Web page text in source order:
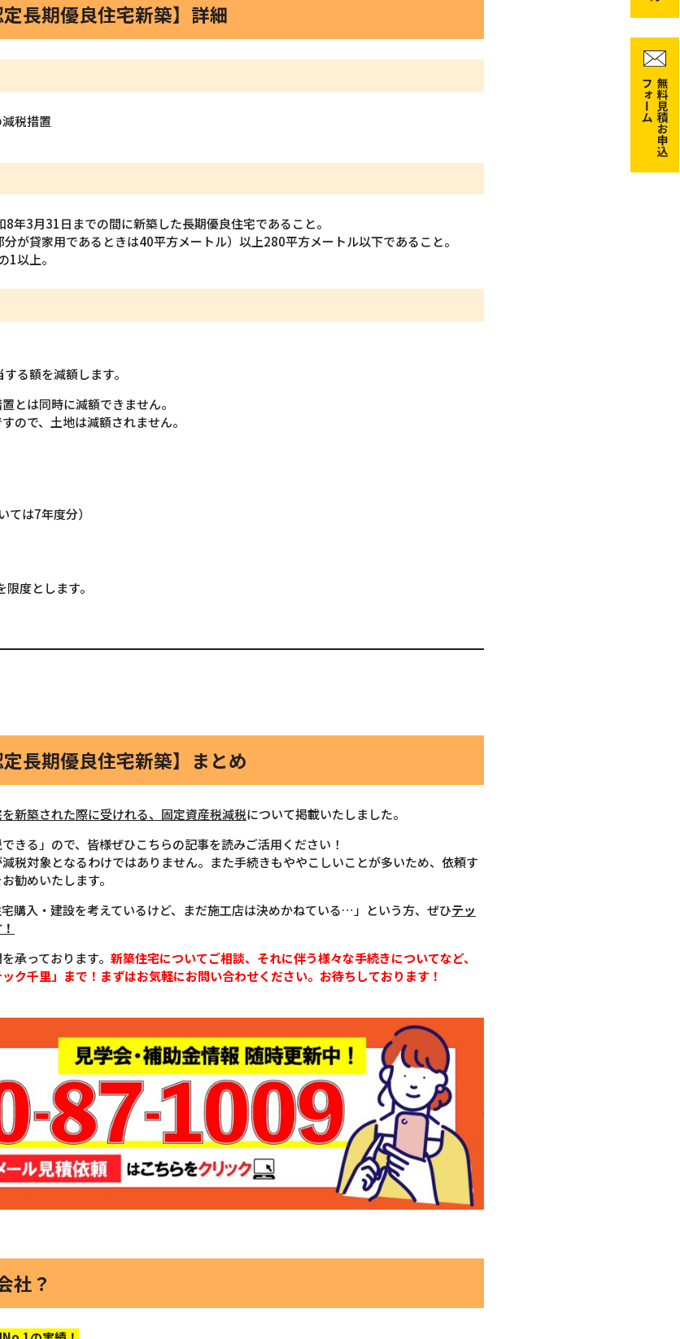
長期優良住宅新築】詳細
税措置
年3月31日までの間に新築した長期優良住宅であること。
が貸家用であるときは40平方メートル）以上280平方メートル以下であること。
1以上。
る額を減額します。
とは同時に減額できません。
ので、土地は減額されません。
は7年度分）
度とします。
長期優良住宅新築】まとめ
新築された際に受けれる、固定資産税減税について掲載いたしました。
きる」ので、皆様ぜひこちらの記事を読みご活用ください！
税対象となるわけではありません。また手続きもややこしいことが多いため、依頼す
勧めいたします。
購入・建設を考えているけど、まだ施工店は決めかねている…」という方、ぜひテッ
承っております。 新築住宅についてご相談、それに伴う様々な手続きについてなど、
ク千里」まで！まずはお気軽にお問い合わせください。お待ちしております！
社？